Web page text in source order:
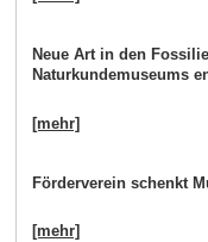
Neue Art in den
Naturkundemuseums
[mehr]
Förderverein schenkt
[mehr]